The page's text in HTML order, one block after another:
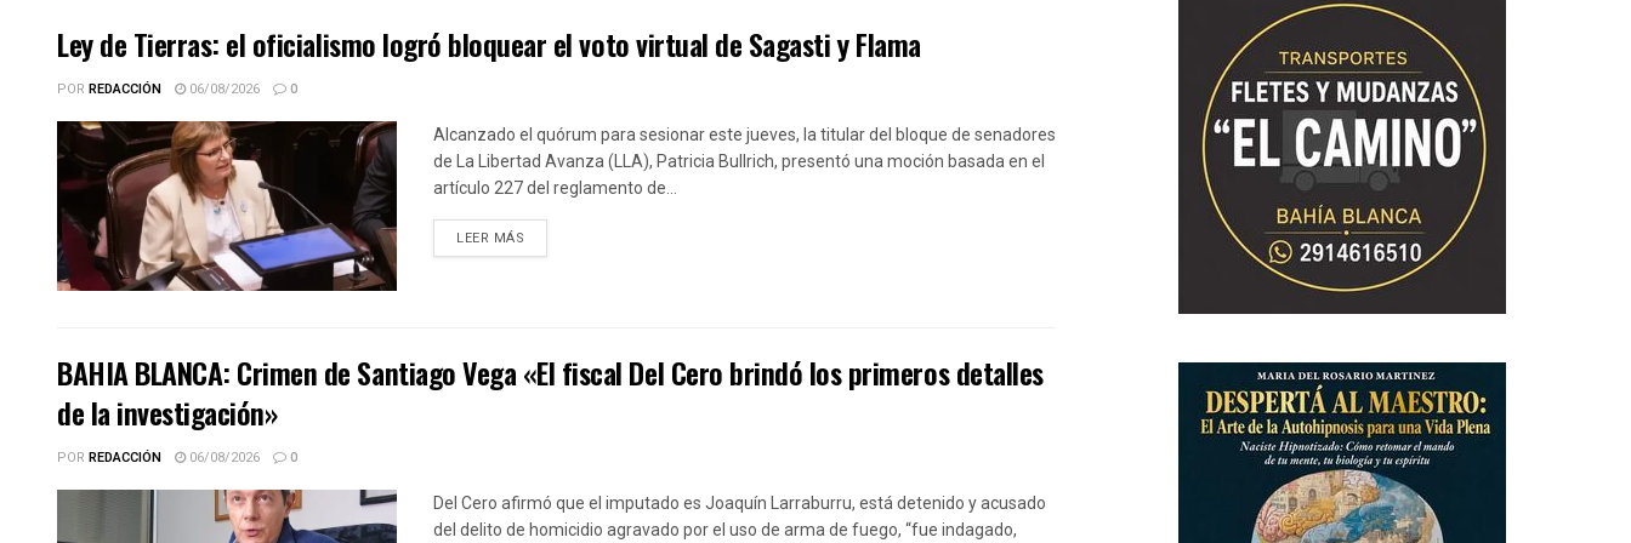
Ley de Tierras: el oficialismo logró bloquear el voto virtual de Sagasti y Flama
POR REDACCIÓN 06/08/2026 0
Alcanzado el quórum para sesionar este jueves, la titular del bloque de senadores
de La Libertad Avanza (LLA), Patricia Bullrich, presentó una moción basada en el
artículo 227 del reglamento de...
LEER MÁS
BAHIA BLANCA: Crimen de Santiago Vega «El fiscal Del Cero brindó los primeros detalles
de la investigación»
POR REDACCIÓN 06/08/2026 0
Del Cero afirmó que el imputado es Joaquín Larraburru, está detenido y acusado
del delito de homicidio agravado por el uso de arma de fuego, “fue indagado,